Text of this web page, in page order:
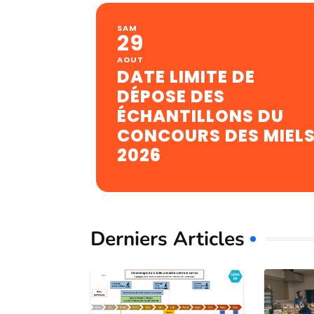
SAM
29
AOUT
DATE LIMITE DE
DÉPOSE DES
ÉCHANTILLONS DU
CONCOURS DES
2026
Derniers Articles